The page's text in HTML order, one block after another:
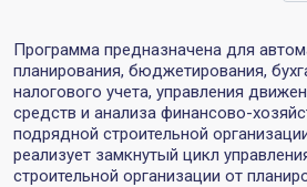
Программа предназначена для
планирования, бюджетирования,
налогового учета, управления
средств и анализа финансово-
подрядной строительной
реализует замкнутый цикл
строительной организации от